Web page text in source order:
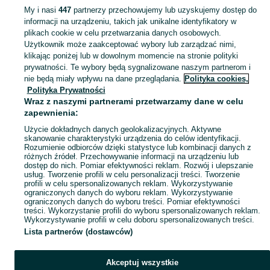
KATEGORIA
Sprzedaż zwierząt akwariowych Ełk ▶️ Rybki ozdobne, krewetki i ślimaki itd. ☝ Sprawdź aktualne oferty hodowców w atrakcyjnych cenach na OLX.pl! Zobacz
Mapa kategorii
Mapa miejscowości
Mapa ministron
Popularne wyszukiwania
My i nasi 447partnerzy przechowujemy lub uzyskujemy dostęp do
informacji na urządzeniu, takich jak unikalne identyfikatory w
plikach cookie w celu przetwarzania danych osobowych.
Użytkownik może zaakceptować wybory lub zarządzać nimi,
klikając poniżej lub w dowolnym momencie na stronie polityki
prywatności. Te wybory będą sygnalizowane naszym partnerom i
nie będą miały wpływu na dane przeglądania. Polityka cookies,
Polityka Prywatności
Wraz z naszymi partnerami przetwarzamy dane w celu
zapewnienia:
Użycie dokładnych danych geolokalizacyjnych. Aktywne
skanowanie charakterystyki urządzenia do celów identyfikacji.
Rozumienie odbiorców dzięki statystyce lub kombinacji danych z
różnych źródeł. Przechowywanie informacji na urządzeniu lub
dostęp do nich. Pomiar efektywności reklam. Rozwój i ulepszanie
usług. Tworzenie profili w celu personalizacji treści. Tworzenie
profili w celu spersonalizowanych reklam. Wykorzystywanie
ograniczonych danych do wyboru reklam. Wykorzystywanie
ograniczonych danych do wyboru treści. Pomiar efektywności
treści. Wykorzystanie profili do wyboru spersonalizowanych reklam.
Wykorzystywanie profili w celu doboru spersonalizowanych treści.
Lista partnerów (dostawców)
Akceptuj wszystkie